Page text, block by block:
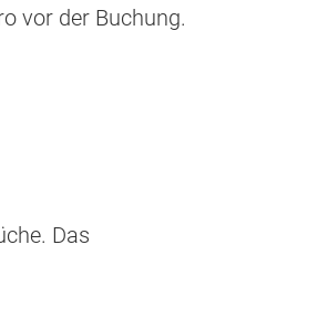
vor der Buchung.
Das